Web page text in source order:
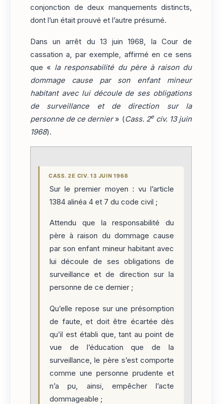
conjonction de deux manquements distincts,
dont l’un était prouvé et l’autre présumé.
Dans un arrêt du 13 juin 1968, la Cour de
cassation a, par exemple, affirmé en ce sens
que « la responsabilité du père à raison du
dommage cause par son enfant mineur
habitant avec lui découle de ses obligations
de surveillance et de direction sur la
personne de ce dernier» (Cass. 2eciv. 13 juin
1968).
CASS. 2E CIV. 13 JUIN 1968
Sur le premier moyen : vu l’article
1384 alinéa 4 et 7 du code civil ;
Attendu que la responsabilité du
père à raison du dommage cause
par son enfant mineur habitant avec
lui découle de ses obligations de
surveillance et de direction sur la
personne de ce dernier ;
Qu’elle repose sur une présomption
de faute, et doit être écartée dès
qu’il est établi que, tant au point de
vue de l’éducation que de la
surveillance, le père s’est comporte
comme une personne prudente et
n’a pu, ainsi, empêcher l’acte
dommageable ;